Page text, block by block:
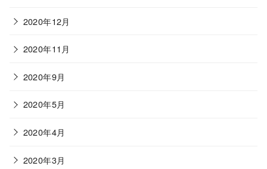
2020年12月
2020年11月
2020年9月
2020年5月
2020年4月
2020年3月